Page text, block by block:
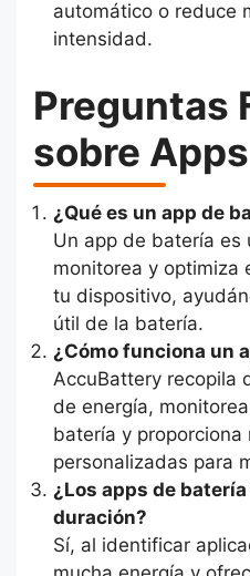
automático o reduce
intensidad.
Preguntas
sobre
¿Qué es un app de
Un app de batería es
monitorea y optimiza
tu dispositivo,
útil de la batería.
¿Cómo funciona un
AccuBattery recopila
de energía,
batería y proporciona
personalizadas para
¿Los apps de
duración?
Sí, al identificar